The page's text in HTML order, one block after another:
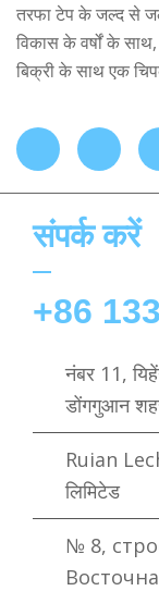
तरफा टेप के जल्द से
विकास के वर्षों के
बिक्री के साथ एक
संपर्क करें
+86
नंबर 11,
डोंगगुआन
Ruian
लिमिटेड
№ 8,